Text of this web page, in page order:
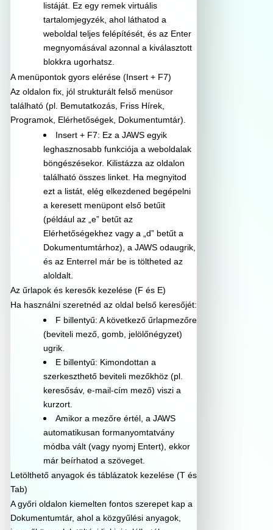
listáját. Ez egy remek virtuális
tartalomjegyzék, ahol láthatod a
weboldal teljes felépítését, és az Enter
megnyomásával azonnal a kiválasztott
blokkra ugorhatsz.
A menüpontok gyors elérése (Insert + F7)
Az oldalon fix, jól strukturált felső menüsor
található (pl. Bemutatkozás, Friss Hírek,
Programok, Elérhetőségek, Dokumentumtár).
Insert + F7: Ez a JAWS egyik
leghasznosabb funkciója a weboldalak
böngészésekor. Kilistázza az oldalon
található összes linket. Ha megnyitod
ezt a listát, elég elkezdened begépelni
a keresett menüpont első betűit
(például az „e” betűt az
Elérhetőségekhez vagy a „d” betűt a
Dokumentumtárhoz), a JAWS odaugrik,
és az Enterrel már be is töltheted az
aloldalt.
Az űrlapok és keresők kezelése (F és E)
Ha használni szeretnéd az oldal belső keresőjét:
F billentyű: A következő űrlapmezőre
(beviteli mező, gomb, jelölőnégyzet)
ugrik.
E billentyű: Kimondottan a
szerkeszthető beviteli mezőkhöz (pl.
keresősáv, e-mail-cím mező) viszi a
kurzort.
Amikor a mezőre értél, a JAWS
automatikusan formanyomtatvány
módba vált (vagy nyomj Entert), ekkor
már beírhatod a szöveget.
Letölthető anyagok és táblázatok kezelése (T és
Tab)
A győri oldalon kiemelten fontos szerepet kap a
Dokumentumtár, ahol a közgyűlési anyagok,